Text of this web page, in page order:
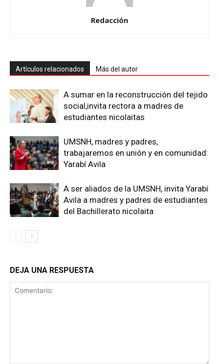
Redacción
Artículos relacionados Más del autor
A sumar en la reconstrucción del tejido
social,invita rectora a madres de
estudiantes nicolaitas
UMSNH, madres y padres,
trabajaremos en unión y en comunidad:
Yarabí Avila
A ser aliados de la UMSNH, invita Yarabí
Avila a madres y padres de estudiantes
del Bachillerato nicolaita
DEJA UNA RESPUESTA